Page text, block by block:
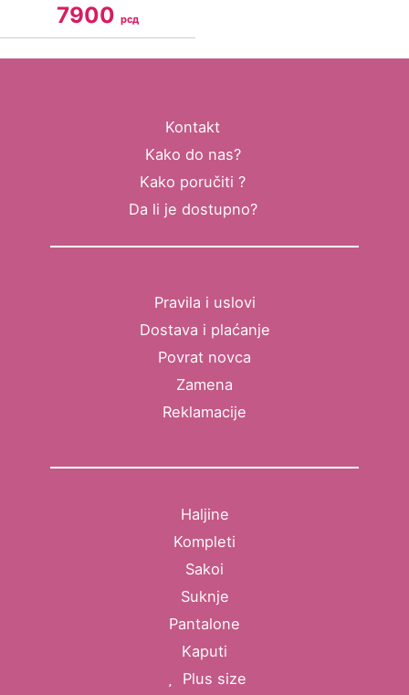
7900 рсд
Kontakt
Kako do nas?
Kako poručiti ?
Da li je dostupno?
Pravila i uslovi
Dostava i plaćanje
Povrat novca
Zamena
Reklamacije
Haljine
Kompleti
Sakoi
Suknje
Pantalone
Kaputi
Plus size